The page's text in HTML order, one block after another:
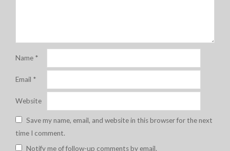
Name *
Email *
Website
Save my name, email, and website in this browser for the next
time I comment.
Notify me of follow-up comments by email.